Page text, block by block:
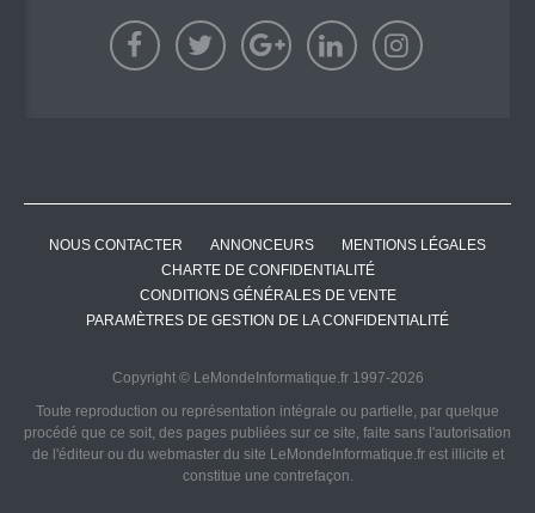
NOUS CONTACTER ANNONCEURS
MENTIONS LÉGALES
CHARTE DE CONFIDENTIALITÉ
CONDITIONS GÉNÉRALES DE VENTE
PARAMÈTRES DE GESTION DE LA CONFIDENTIALITÉ
Copyright © LeMondeInformatique.fr 1997-2026
Toute reproduction ou représentation intégrale ou partielle, par quelque
procédé que ce soit, des pages publiées sur ce site, faite sans l'autorisation
de l'éditeur ou du webmaster du site LeMondeInformatique.fr est illicite et
constitue une contrefaçon.